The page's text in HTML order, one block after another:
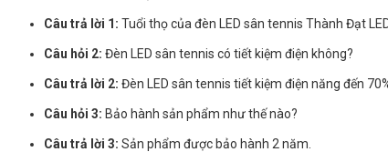
Câu trả lời 1: Tuổi thọ của đèn LED sân tennis Thành Đạt
Câu hỏi 2: Đèn LED sân tennis có tiết kiệm điện không?
Câu trả lời 2: Đèn LED sân tennis tiết kiệm điện năng đến
Câu hỏi 3: Bảo hành sản phẩm như thế nào?
Câu trả lời 3: Sản phẩm được bảo hành 2 năm.